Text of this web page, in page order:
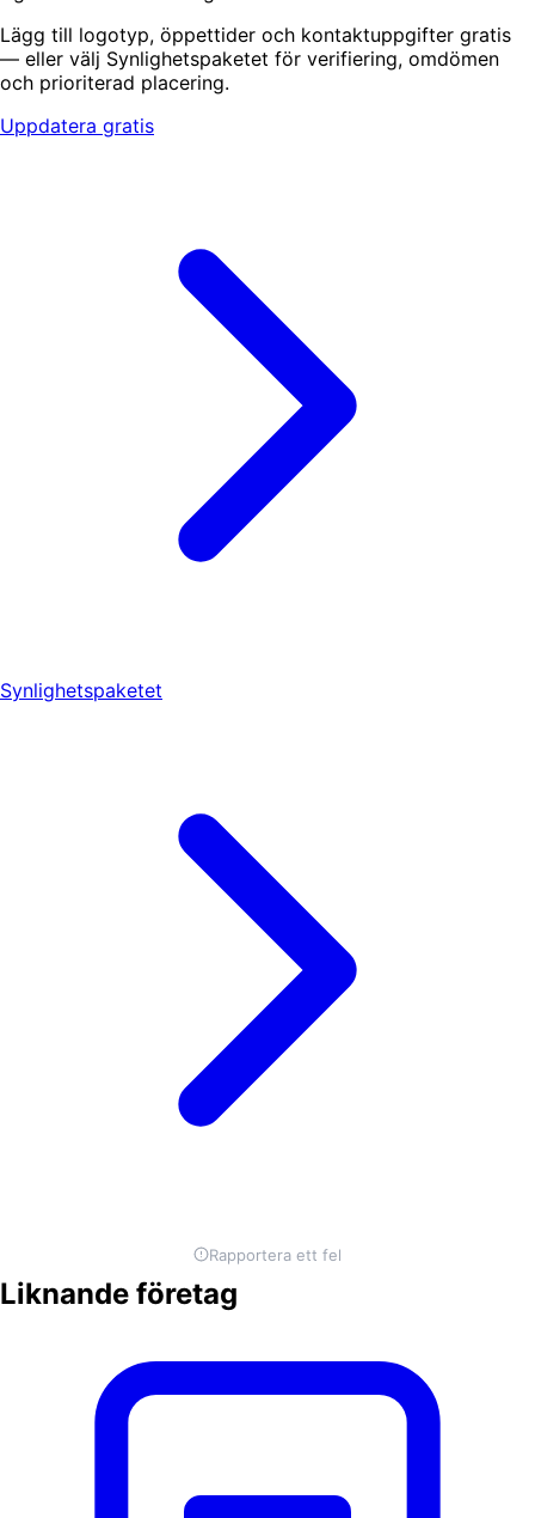
Lägg till logotyp, öppettider och kontaktuppgifter gratis
— eller välj Synlighetspaketet för verifiering, omdömen
och prioriterad placering.
Uppdatera gratis
Synlighetspaketet
Rapportera ett fel
Liknande företag